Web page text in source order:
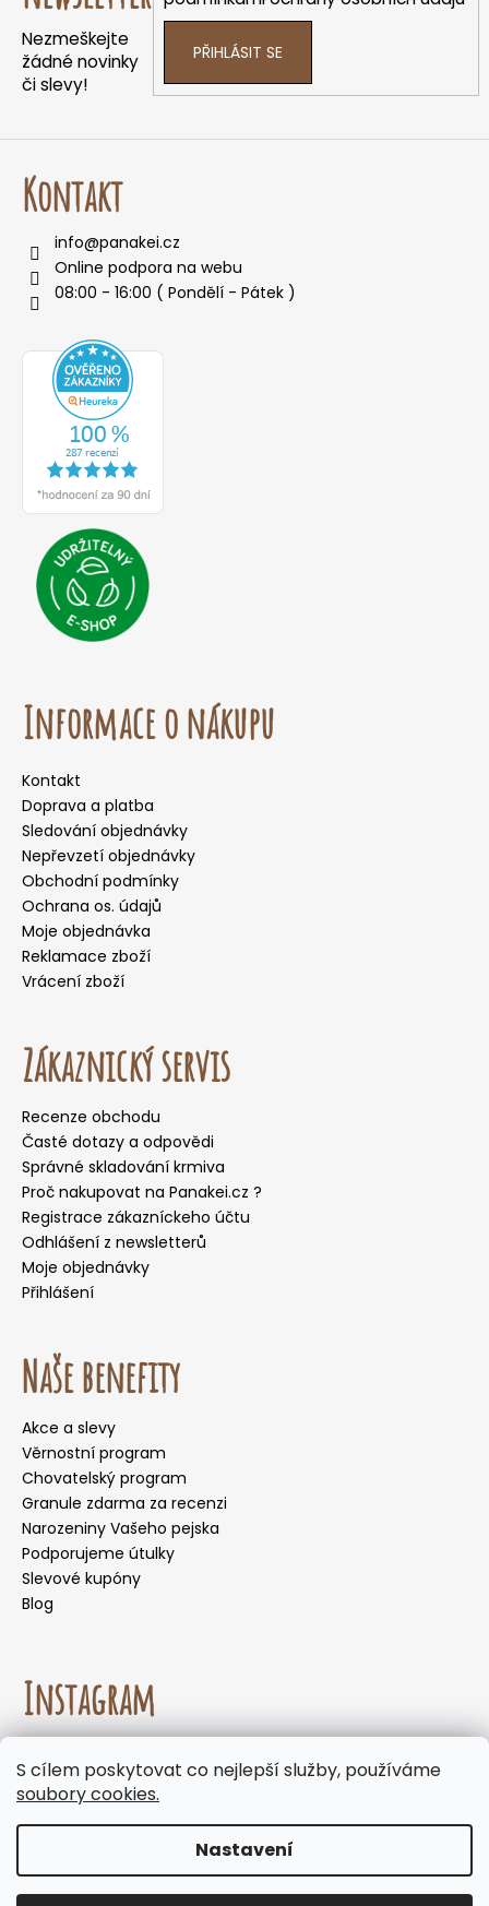
S cílem poskytovat co nejlepší služby, používáme
soubory cookies.
Nastavení
měsíců nedoporučujeme volit doručení do
samoobslužných boxů, kde mohou být zásilky
vystaveny vysokým teplotám. Jelikož naše
produkty neobsahují chemické konzervanty,
výdejní místo s obsluhou. Děkujeme, že spolu s
Nezmeškejte
žádné novinky
či slevy!
PŘIHLÁSIT SE
Kontakt
info@panakei.cz
Online podpora na webu
08:00 - 16:00 ( Pondělí - Pátek )
Informace o nákupu
Kontakt
Doprava a platba
Sledování objednávky
Nepřevzetí objednávky
Obchodní podmínky
Ochrana os. údajů
Moje objednávka
Reklamace zboží
Vrácení zboží
Zákaznický servis
Recenze obchodu
Časté dotazy a odpovědi
Správné skladování krmiva
Proč nakupovat na Panakei.cz ?
Registrace zákazníckeho účtu
Odhlášení z newsletterů
Moje objednávky
Přihlášení
Naše benefity
Akce a slevy
Věrnostní program
Chovatelský program
Granule zdarma za recenzi
Narozeniny Vašeho pejska
Podporujeme útulky
Slevové kupóny
Blog
Instagram
Sledovat na Instagramu
Copyright 2026Panakei.cz. Všechna práva vyhrazena.